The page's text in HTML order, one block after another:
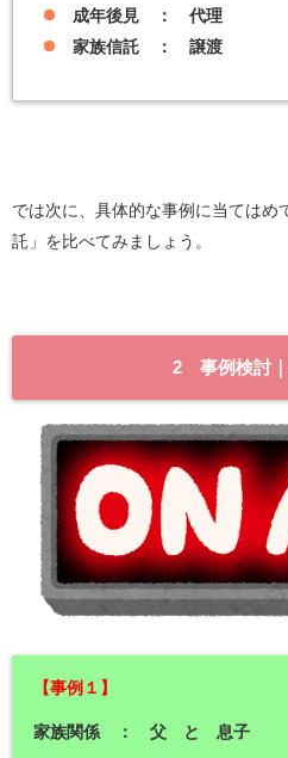
成年後見 ： 代理
家族信託 ： 譲渡
では次に、具体的な事例に当てはめ
託」を比べてみましょう。
2 事例検討｜
【事例１】
家族関係 ： 父 と 息子